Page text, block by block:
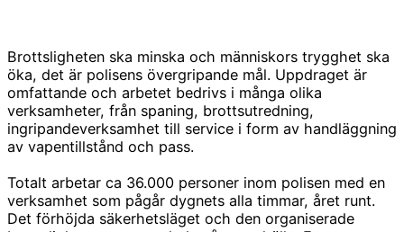
Brottsligheten ska minska och människors trygghet ska
öka, det är polisens övergripande mål. Uppdraget är
omfattande och arbetet bedrivs i många olika
verksamheter, från spaning, brottsutredning,
ingripandeverksamhet till service i form av handläggning
av vapentillstånd och pass.
Totalt arbetar ca 36.000 personer inom polisen med en
verksamhet som pågår dygnets alla timmar, året runt.
Det förhöjda säkerhetsläget och den organiserade